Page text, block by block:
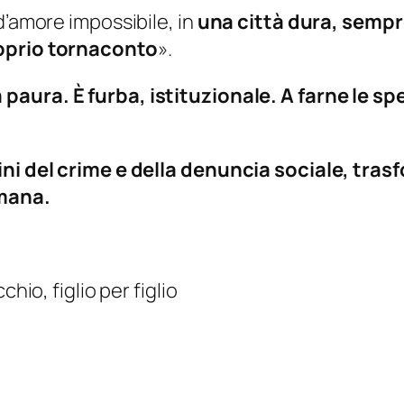
impossibile, in una città dura,
tornaconto».
È furba, istituzionale. A farne le
del crime e della denuncia sociale,
figlio per figlio